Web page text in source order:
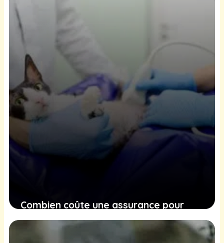
âge exact ?
17 décembre 2024
Combien coûte une assurance pour
votre chat ? Décryptage des tarifs et